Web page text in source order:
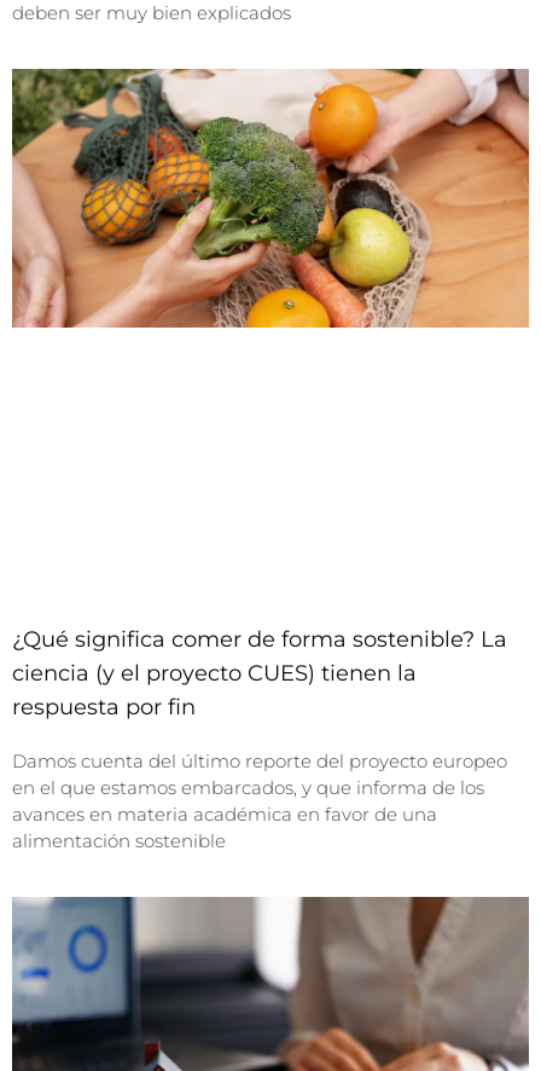
deben ser muy bien explicados
¿Qué significa comer de forma sostenible? La
ciencia (y el proyecto CUES) tienen la
respuesta por fin
Damos cuenta del último reporte del proyecto europeo
en el que estamos embarcados, y que informa de los
avances en materia académica en favor de una
alimentación sostenible